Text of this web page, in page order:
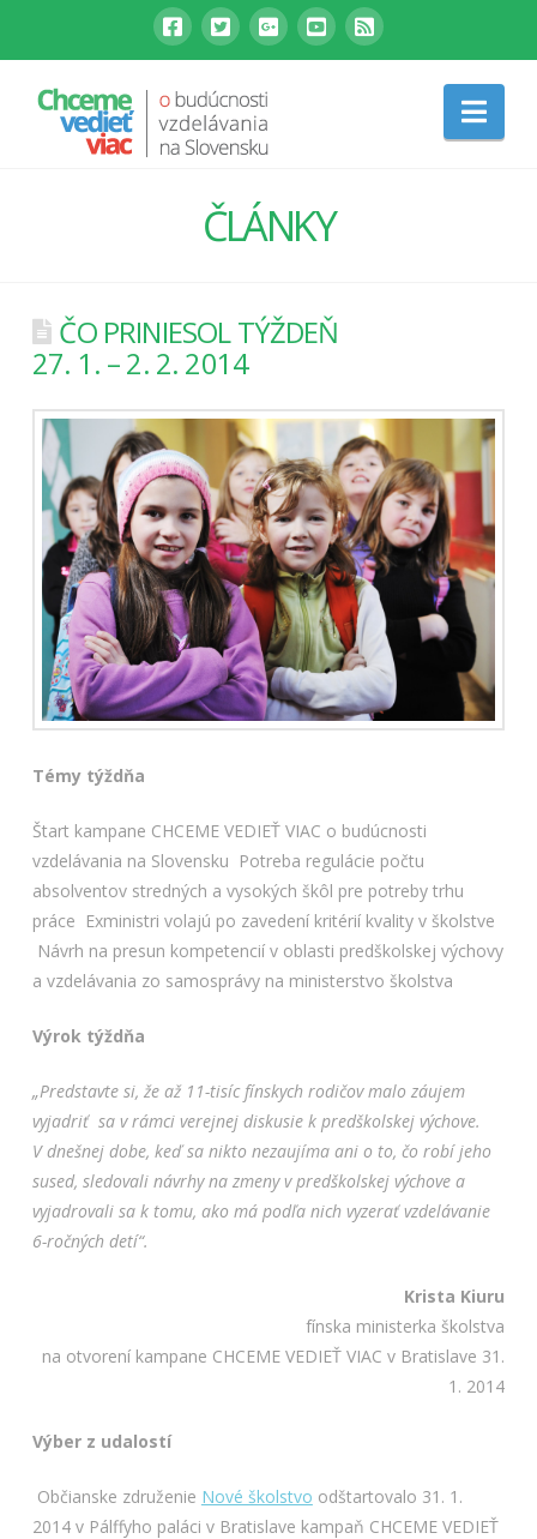
ČLÁNKY
ČO PRINIESOL TÝŽDEŇ
27. 1. – 2. 2. 2014
Témy týždňa
Štart kampane CHCEME VEDIEŤ VIAC o budúcnosti
vzdelávania na Slovensku Potreba regulácie počtu
absolventov stredných a vysokých škôl pre potreby trhu
práce Exministri volajú po zavedení kritérií kvality v školstve
Návrh na presun kompetencií v oblasti predškolskej výchovy
a vzdelávania zo samosprávy na ministerstvo školstva
Výrok týždňa
„Predstavte si, že až 11-tisíc fínskych rodičov malo záujem
vyjadriť sa v rámci verejnej diskusie k predškolskej výchove.
V dnešnej dobe, keď sa nikto nezaujíma ani o to, čo robí jeho
sused, sledovali návrhy na zmeny v predškolskej výchove a
vyjadrovali sa k tomu, ako má podľa nich vyzerať vzdelávanie
6-ročných detí“.
Krista Kiuru
fínska ministerka školstva
na otvorení kampane CHCEME VEDIEŤ VIAC v Bratislave 31.
1. 2014
Výber z udalostí
Občianske združenie Nové školstvo odštartovalo 31. 1.
2014 v Pálffyho paláci v Bratislave kampaň CHCEME VEDIEŤ